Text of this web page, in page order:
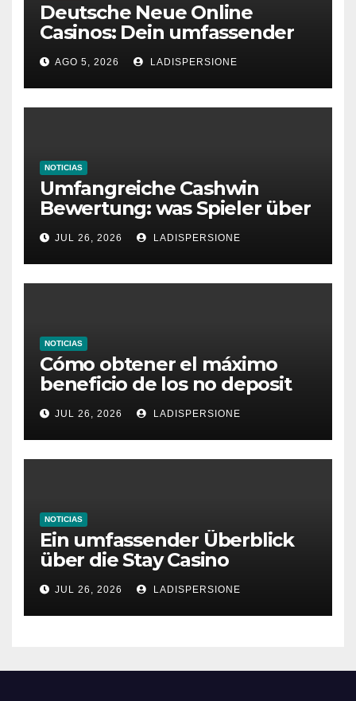
Deutsche Neue Online
Casinos: Dein umfassender
Ratgeber für moderne
Glücksspielplattformen
AGO 5, 2026 LADISPERSIONE
NOTICIAS
Umfangreiche Cashwin
Bewertung: was Spieler über
dieses Casino denken
JUL 26, 2026 LADISPERSIONE
NOTICIAS
Cómo obtener el máximo
beneficio de los no deposit
bonus codes de roby casino
JUL 26, 2026 LADISPERSIONE
NOTICIAS
Ein umfassender Überblick
über die Stay Casino
Bonusbedingungen
JUL 26, 2026 LADISPERSIONE